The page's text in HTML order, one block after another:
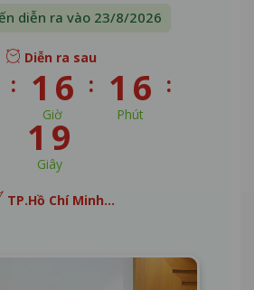
diễn ra vào 23/8/2026
Diễn ra sau
16
Giờ
16
Phút
19
Giây
TP.Hồ Chí Minh...